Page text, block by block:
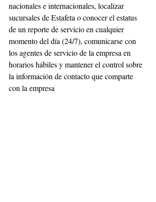
nacionales e internacionales, localizar
sucursales de Estafeta o conocer el estatus
de un reporte de servicio en cualquier
momento del día (24/7), comunicarse con
los agentes de servicio de la empresa en
horarios hábiles y mantener el control sobre
la información de contacto que comparte
con la empresa